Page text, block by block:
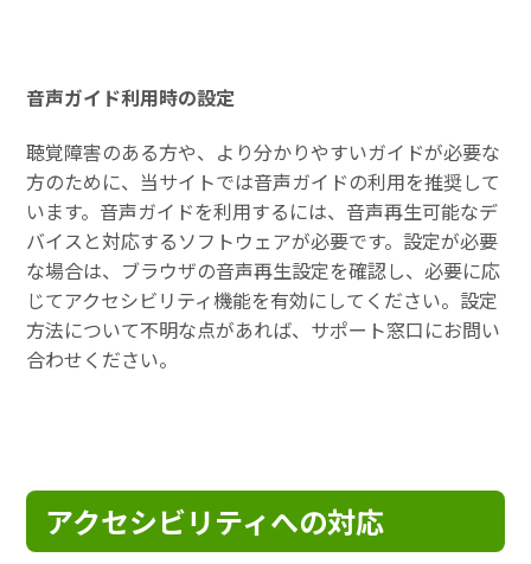
音声ガイド利用時の設定
聴覚障害のある方や、より分かりやすいガイドが必要な
方のために、当サイトでは音声ガイドの利用を推奨して
います。音声ガイドを利用するには、音声再生可能なデ
バイスと対応するソフトウェアが必要です。設定が必要
な場合は、ブラウザの音声再生設定を確認し、必要に応
じてアクセシビリティ機能を有効にしてください。設定
方法について不明な点があれば、サポート窓口にお問い
合わせください。
アクセシビリティへの対応